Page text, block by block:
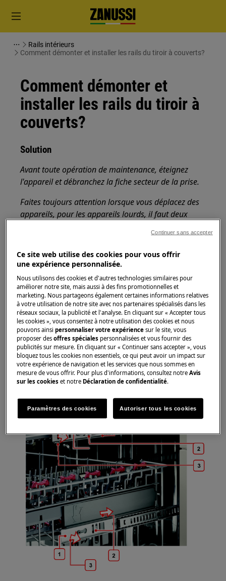
Rails intérieurs
Comment démonter et installer les rails du tiroir à couverts?
Comment démonter et
installer les rails du tiroir à
couverts?
Solution
Avant toute opération de maintenance, éteignez
l'appareil et débranchez la fiche secteur de laprise.
Faites toujours attention lorsque vous déplacez des
appareils, pour les appareils lourds, il faut deux
chaussures fermées.
Veuillez noter que l'auto-réparation ou la réparation
non professionnelle peut avoir des conséquences sur
la sécurité si elle n'est pas effectuée correctement.
Démontage et montage du tiroir à couverts
Le fonctionnement est le même pour le tiroir à
couverts et le panier supérieur.
Commencez par étendre complètement le tiroir
ou le panier.
Ce site web utilise des cookies pour vous offrir
une expérience personnalisée.
Nous utilisons des cookies et d'autres technologies similaires pour
améliorer notre site, mais aussi à des fins promotionnelles et
marketing. Nous partageons également certaines informations relatives
à votre utilisation de notre site avec nos partenaires spécialisés dans les
réseaux sociaux, la publicité et l'analyse. En cliquant sur « Accepter tous
les cookies », vous consentez à notre utilisation des cookies et nous
pouvons ainsipersonnaliser votre expériencesur le site, vous
proposer desoffres spéciales personnalisées et vous fournir des
publicités sur mesure. En cliquant sur « Continuer sans accepter », vous
bloquez tous les cookies non essentiels, ce qui peut avoir un impact sur
votre expérience de navigation et les services que nous sommes en
mesure de vous offrir. Pour plus d'informations, consultez notreAvis
sur les cookies et notre Déclaration de confidentialité.
Paramètres des cookies Autoriser tous les cookies
Continuer sans accepter